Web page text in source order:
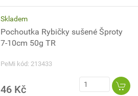
Skladem
Pochoutka Rybičky sušené Šproty
7-10cm 50g TR
PeMi kód: 213433
46 Kč